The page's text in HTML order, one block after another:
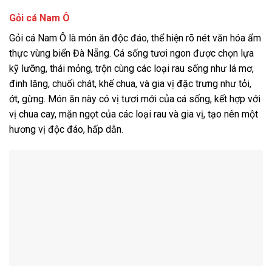
Gỏi cá Nam Ô
Gỏi cá Nam Ô là món ăn độc đáo, thể hiện rõ nét văn hóa ẩm
thực vùng biển Đà Nẵng. Cá sống tươi ngon được chọn lựa
kỹ lưỡng, thái mỏng, trộn cùng các loại rau sống như lá mơ,
đinh lăng, chuối chát, khế chua, và gia vị đặc trưng như tỏi,
ớt, gừng. Món ăn này có vị tươi mới của cá sống, kết hợp với
vị chua cay, mặn ngọt của các loại rau và gia vị, tạo nên một
hương vị độc đáo, hấp dẫn.